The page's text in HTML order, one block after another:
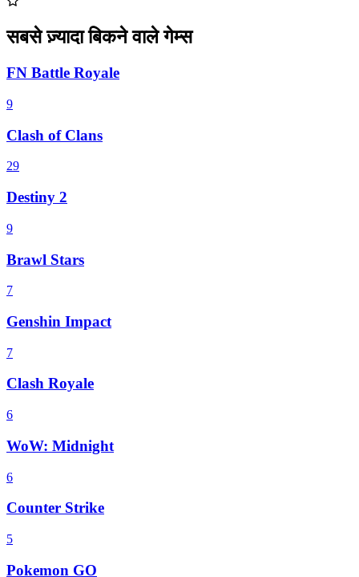
सबसे ज़्यादा बिकने वाले गेम्स
FN Battle Royale
9
Clash of Clans
29
Destiny 2
9
Brawl Stars
7
Genshin Impact
7
Clash Royale
6
WoW: Midnight
6
Counter Strike
5
Pokemon GO